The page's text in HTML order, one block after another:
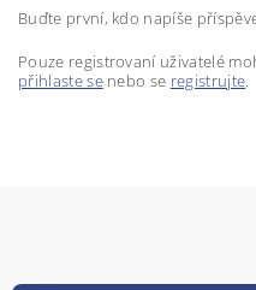
Buďte první, kdo napíše
Pouze registrovaní uživatelé
přihlaste senebo se registrujte.